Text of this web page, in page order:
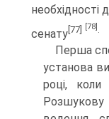
необхідності
сенату [77] [78] .
Перша
установа
році, коли
Розшукову